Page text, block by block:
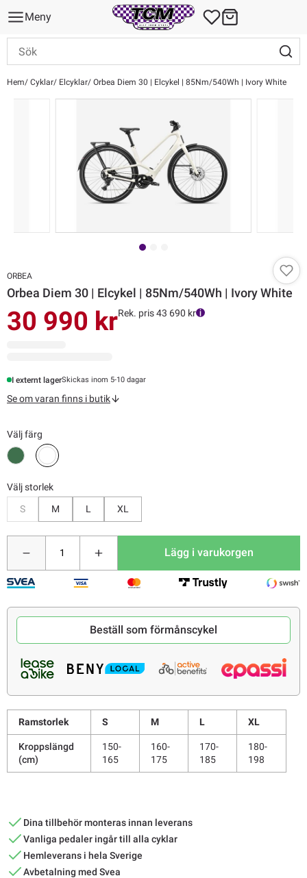
Meny
Hem Cyklar Elcyklar Orbea Diem 30 | Elcykel | 85Nm/540Wh | Ivory White
ORBEA
Orbea Diem 30 | Elcykel | 85Nm/540Wh | Ivory White
30 990 krRek. pris 43 690 kr
I externt lagerSkickas inom 5-10 dagar
Se om varan finns i butik
Välj färg
Välj storlek
S
M L XL
Lägg i varukorgen
Beställ som förmånscykel
Ramstorlek S M L XL
Kroppslängd
(cm)
150-
165
160-
175
170-
185
180-
198
Dina tillbehör monteras innan leverans
Vanliga pedaler ingår till alla cyklar
Hemleverans i hela Sverige
Avbetalning med Svea